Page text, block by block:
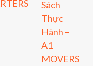
Sách
Thực
Hành –
A1
MOVERS